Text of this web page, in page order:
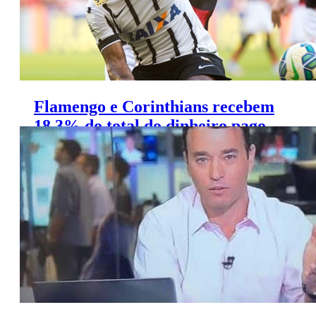
Flamengo e Corinthians recebem
18,3% do total do dinheiro pago
pela Globo